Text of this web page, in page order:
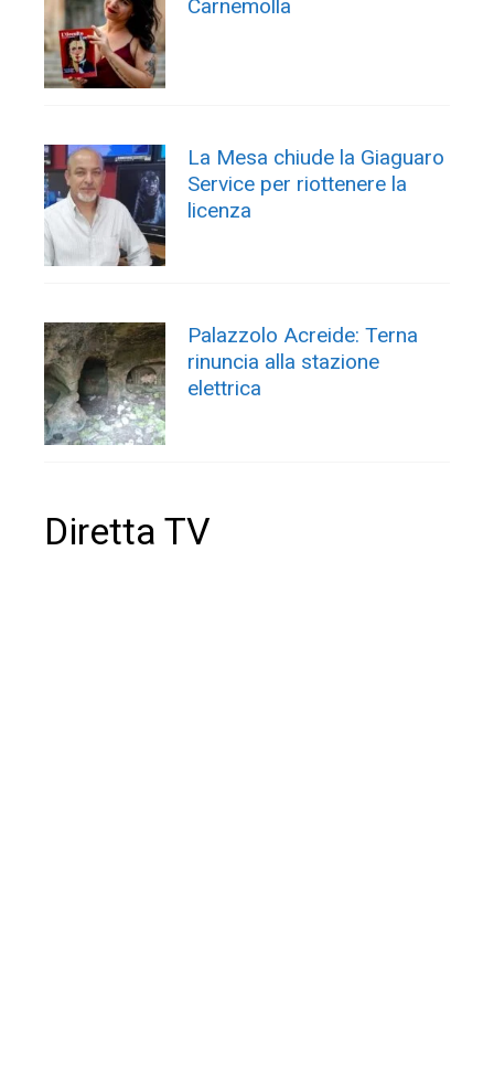
Carnemolla
La Mesa chiude la Giaguaro
Service per riottenere la
licenza
Palazzolo Acreide: Terna
rinuncia alla stazione
elettrica
Diretta TV